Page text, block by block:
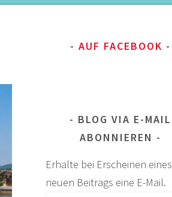
AUF FACEBOOK
BLOG VIA E-MAIL
ABONNIEREN
Erhalte bei Erscheinen eines
neuen Beitrags eine E-Mail.